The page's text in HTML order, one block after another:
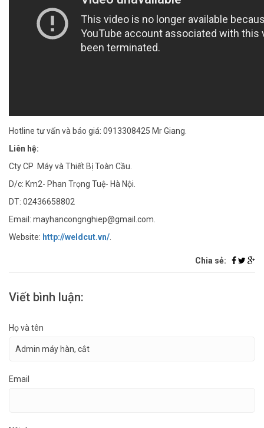
Hotline tư vấn và báo giá: 0913308425 Mr Giang.
Liên hệ:
Cty CP Máy và Thiết Bị Toàn Cầu.
D/c: Km2- Phan Trọng Tuệ- Hà Nội.
DT: 02436658802
Email: mayhancongnghiep@gmail.com.
Website: http://weldcut.vn/
Chia sẻ:
Viết bình luận:
Họ và tên
Email